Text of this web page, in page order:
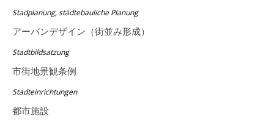
Stadplanung, städtebauliche Planung
アーバンデザイン（街並み形成）
Stadtbildsatzung
市街地景観条例
Stadteinrichtungen
都市施設